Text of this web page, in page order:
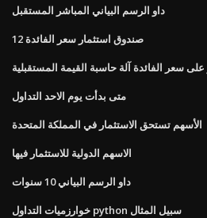
داو الرسم البياني المباشر المستقبل
12 صندوق استثمار سعر الفائدة
على سعر الفائدة آلة حاسبة القيمة المستقبلية
متى بدأت يوم الاحد التداول
الأسهم تستحق الاستثمار في المملكة المتحدة
الاسهم الدولية للاستثمار فيها
داو الرسم البياني 10 سنوات
خوارزميات التداول python سبيل المثال